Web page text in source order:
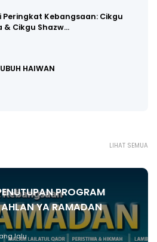
Peringkat Kebangsaan: Cikgu
& Cikgu Shazw…
HAIWAN
LIHAT SEMUA
PROGRAM
YA RAMADAN
lalu